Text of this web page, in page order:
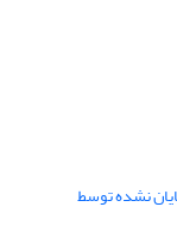
نشده توسط